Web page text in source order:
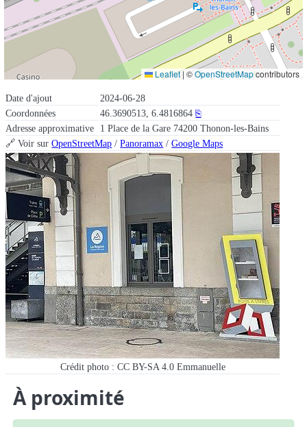
Date d'ajout
2024-06-28
Coordonnées
46.3690513, 6.4816864 ⎘
Adresse approximative
1 Place de la Gare 74200 Thonon-les-Bains
🔗 Voir surOpenStreetMap /Panoramax /Google Maps
Crédit photo : CC BY-SA 4.0 Emmanuelle
Leaflet|©OpenStreetMapcontributors
À proximité